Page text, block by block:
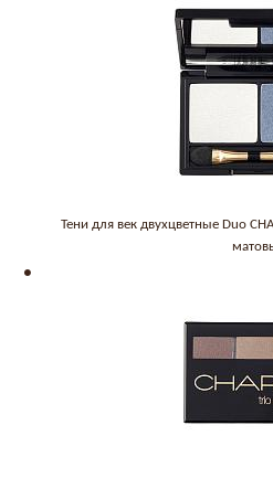
Тени для век двухцветные Duo